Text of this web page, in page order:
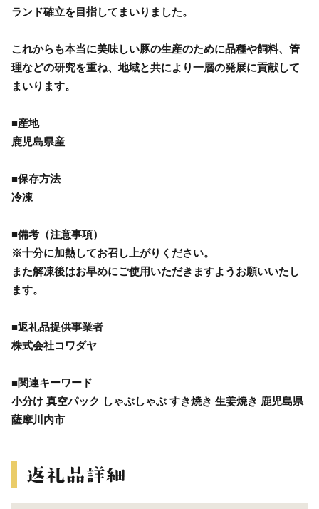
ランド確立を目指してまいりました。
これからも本当に美味しい豚の生産のために品種や飼料、管
理などの研究を重ね、地域と共により一層の発展に貢献して
まいります。
■産地
鹿児島県産
■保存方法
冷凍
■備考（注意事項）
※十分に加熱してお召し上がりください。
また解凍後はお早めにご使用いただきますようお願いいたし
ます。
■返礼品提供事業者
株式会社コワダヤ
■関連キーワード
小分け 真空パック しゃぶしゃぶ すき焼き 生姜焼き 鹿児島県
薩摩川内市